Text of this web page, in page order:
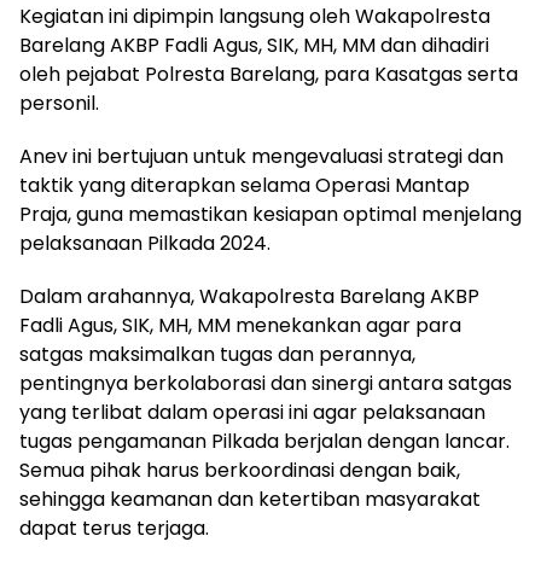
Kegiatan ini dipimpin langsung oleh Wakapolresta
Barelang AKBP Fadli Agus, SIK, MH, MM dan dihadiri
oleh pejabat Polresta Barelang, para Kasatgas serta
personil.
Anev ini bertujuan untuk mengevaluasi strategi dan
taktik yang diterapkan selama Operasi Mantap
Praja, guna memastikan kesiapan optimal menjelang
pelaksanaan Pilkada 2024.
Dalam arahannya, Wakapolresta Barelang AKBP
Fadli Agus, SIK, MH, MM menekankan agar para
satgas maksimalkan tugas dan perannya,
pentingnya berkolaborasi dan sinergi antara satgas
yang terlibat dalam operasi ini agar pelaksanaan
tugas pengamanan Pilkada berjalan dengan lancar.
Semua pihak harus berkoordinasi dengan baik,
sehingga keamanan dan ketertiban masyarakat
dapat terus terjaga.